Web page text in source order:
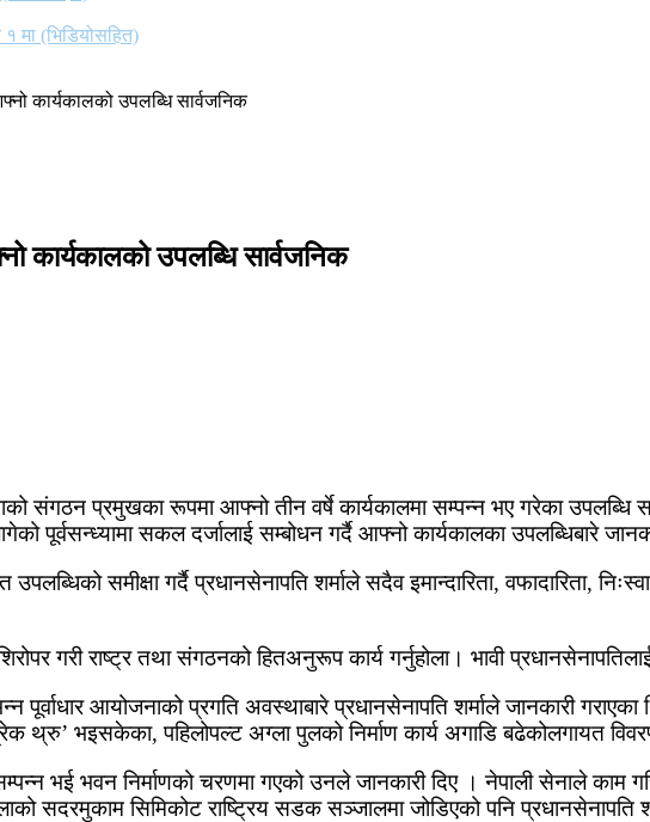
मा (भिडियोसहित)
कार्यकालको उपलब्धि सार्वजनिक
कार्यकालको उपलब्धि सार्वजनिक
संगठन प्रमुखका रूपमा आफ्नो तीन वर्षे कार्यकालमा सम्पन्न भए गरेका
पूर्वसन्ध्यामा सकल दर्जालाई सम्बोधन गर्दै आफ्नो कार्यकालका उपलब्धिबारे
उपलब्धिको समीक्षा गर्दै प्रधानसेनापति शर्माले सदैव इमान्दारिता, वफादारिता,
गरी राष्ट्र तथा संगठनको हितअनुरूप कार्य गर्नुहोला। भावी
पूर्वाधार आयोजनाको प्रगति अवस्थाबारे प्रधानसेनापति शर्माले जानकारी
थ्रु’ भइसकेका, पहिलोपल्ट अग्ला पुलको निर्माण कार्य अगाडि बढेकोलगायत
सम्पन्न भई भवन निर्माणको चरणमा गएको उनले जानकारी दिए । नेपाली सेनाले काम
सदरमुकाम सिमिकोट राष्ट्रिय सडक सञ्जालमा जोडिएको पनि प्रधानसेनापति